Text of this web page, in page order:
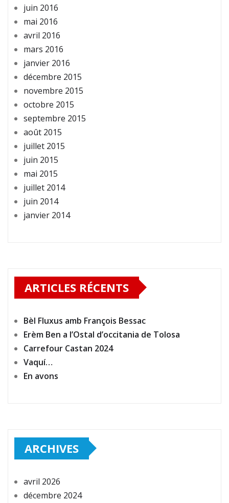
juin 2016
mai 2016
avril 2016
mars 2016
janvier 2016
décembre 2015
novembre 2015
octobre 2015
septembre 2015
août 2015
juillet 2015
juin 2015
mai 2015
juillet 2014
juin 2014
janvier 2014
ARTICLES RÉCENTS
Bèl Fluxus amb François Bessac
Erèm Ben a l’Ostal d’occitania de Tolosa
Carrefour Castan 2024
Vaquí…
En avons
ARCHIVES
avril 2026
décembre 2024